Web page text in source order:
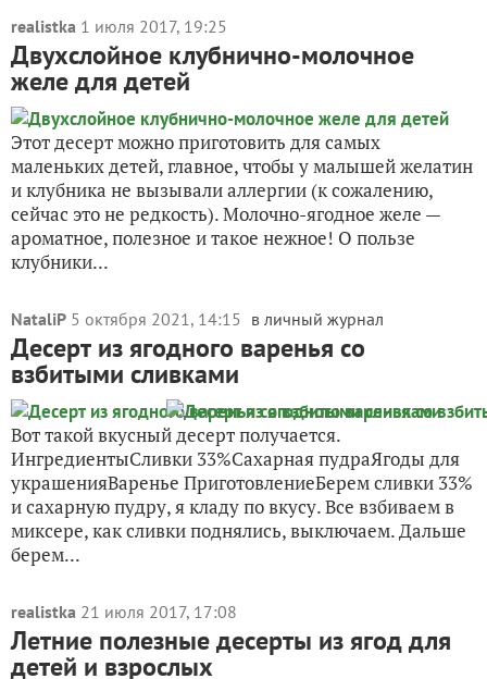
realistka 1 июля 2017, 19:25
Двухслойное клубнично-молочное
желе для детей
Этот десерт можно приготовить для самых
маленьких детей, главное, чтобы у малышей желатин
и клубника не вызывали аллергии (к сожалению,
сейчас это не редкость). Молочно-ягодное желе —
ароматное, полезное и такое нежное! О пользе
клубники...
NataliP 5 октября 2021, 14:15 в личный журнал
Десерт из ягодного варенья со
взбитыми сливками
Вот такой вкусный десерт получается.
ИнгредиентыСливки 33%Сахарная пудраЯгоды для
украшенияВаренье ПриготовлениеБерем сливки 33%
и сахарную пудру, я кладу по вкусу. Все взбиваем в
миксере, как сливки поднялись, выключаем. Дальше
берем...
realistka 21 июля 2017, 17:08
Летние полезные десерты из ягод для
детей и взрослых